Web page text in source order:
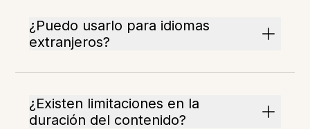
¿Puedo usarlo para idiomas
extranjeros?
¿Existen limitaciones en la
duración del contenido?